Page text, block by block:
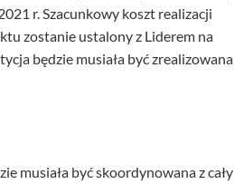
r. Szacunkowy koszt realizacji
zostanie ustalony z Liderem na
będzie musiała być zrealizowana
musiała być skoordynowana z